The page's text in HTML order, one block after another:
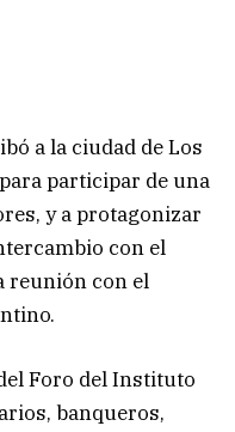
a la ciudad de Los
participar de una
y a protagonizar
con el
reunión con el
Foro del Instituto
banqueros,